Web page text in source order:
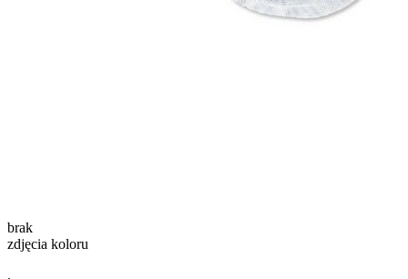
brak
zdjęcia koloru
.